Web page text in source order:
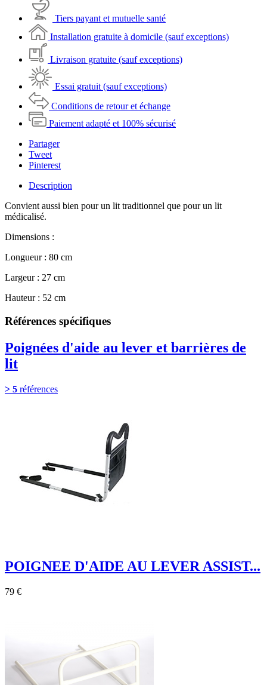
Tiers payant et mutuelle santé
Installation gratuite à domicile (sauf exceptions)
Livraison gratuite (sauf exceptions)
Essai gratuit (sauf exceptions)
Conditions de retour et échange
Paiement adapté et 100% sécurisé
Partager
Tweet
Pinterest
Description
Convient aussi bien pour un lit traditionnel que pour un lit
médicalisé.
Dimensions :
Longueur : 80 cm
Largeur : 27 cm
Hauteur : 52 cm
Références spécifiques
Poignées d'aide au lever et barrières de
lit
> 5 références
POIGNEE D'AIDE AU LEVER ASSIST...
79 €